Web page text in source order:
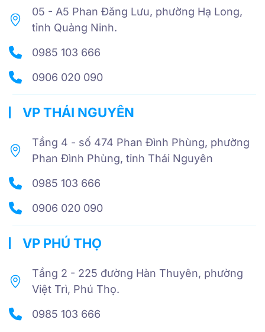
05 - A5 Phan Đăng Lưu, phường Hạ Long,
tỉnh Quảng Ninh.
0985 103 666
0906 020 090
VP THÁI NGUYÊN
Tầng 4 - số 474 Phan Đình Phùng, phường
Phan Đình Phùng, tỉnh Thái Nguyên
0985 103 666
0906 020 090
VP PHÚ THỌ
Tầng 2 - 225 đường Hàn Thuyên, phường
Việt Trì, Phú Thọ.
0985 103 666